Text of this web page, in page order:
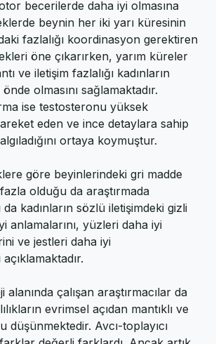
farklılık kadınların algılamada,
becerilerde daha iyi olmasına
beynin her iki yarı küresinin
fazlalığı koordinasyon gerektiren
öne çıkarırken, yarım küreler
ve iletişim fazlalığı kadınların
olmasını sağlamaktadır.
ise testosteronu yüksek
eden ve ince detaylara sahip
göre beyinlerindeki gri madde
fazla olduğu da araştırmada
kadınların sözlü iletişimdeki gizli
anlamalarını, yüzleri daha iyi
ve jestleri daha iyi
alanında çalışan araştırmacılar da
evrimsel açıdan mantıklı ve